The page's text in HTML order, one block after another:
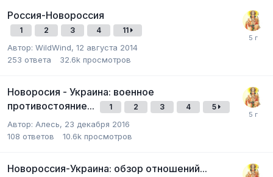
Россия-Новороссия
1 2 3 4 11
Автор: WildWind, 12 августа 2014
253 ответа 32.6k просмотров
Новоросия - Украина: военное
противостояние...
1 2 3 4 5
Автор: Алесь, 23 декабря 2016
108 ответов 10.6k просмотров
Новороссия-Украина: обзор отношений...